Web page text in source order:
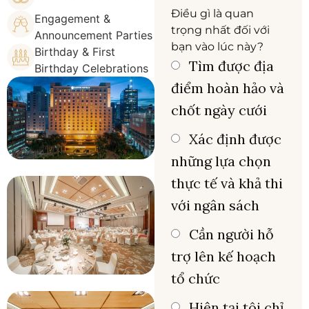
Engagement &
Announcement Parties
Birthday & First
Birthday Celebrations
Điều gì là quan
trọng nhất đối với
bạn vào lúc này?
Tìm được địa
điểm hoàn hảo và
chốt ngày cưới
Xác định được
những lựa chọn
thực tế và khả thi
với ngân sách
Cần người hỗ
trợ lên kế hoạch
tổ chức